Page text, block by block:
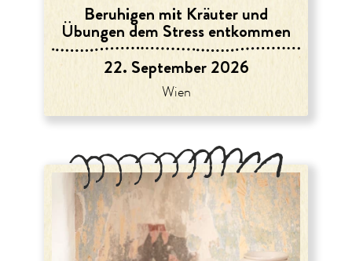
Beruhigen mit Kräuter und
Übungen dem Stress entkommen
22. September 2026
Wien